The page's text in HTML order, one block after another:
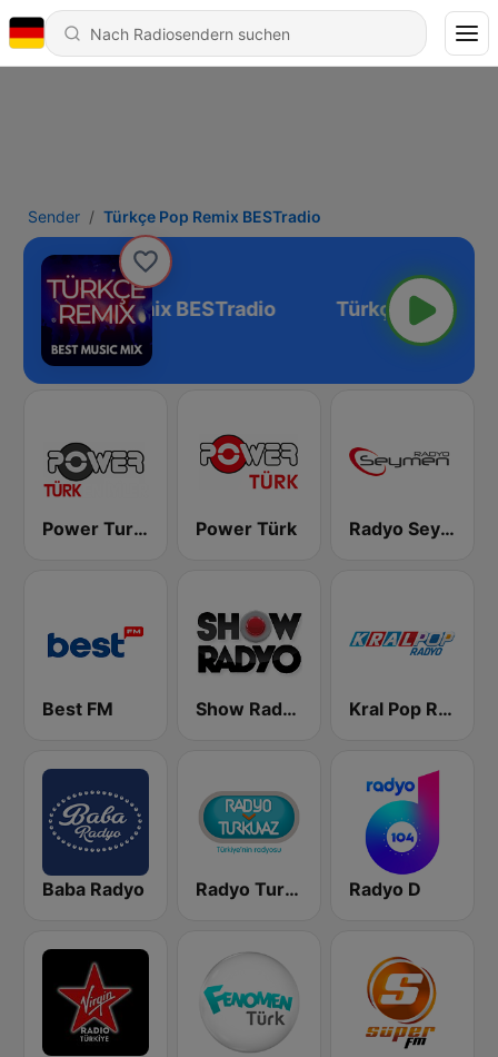
Sender Türkçe Pop Remix BESTradio
Pop Remix BESTradio
Power Turk En Iyiler Power Türk Radyo Seymen
Best FM Show Radyo Kral Pop Radyo
Baba Radyo Radyo Turkuvaz Radyo D